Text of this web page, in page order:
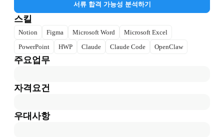
서류 합격 가능성 분석하기
스킬
Notion Figma Microsoft Word
Microsoft Excel
PowerPoint
HWP Claude Claude Code OpenClaw
주요업무
자격요건
우대사항